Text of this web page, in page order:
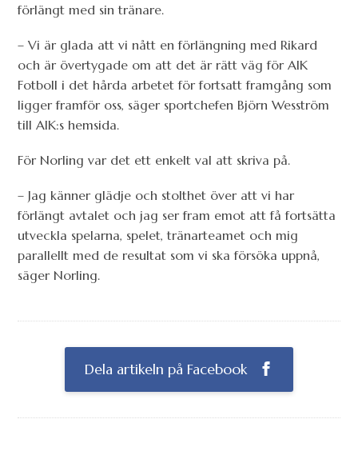
förlängt med sin tränare.
– Vi är glada att vi nått en förlängning med Rikard
och är övertygade om att det är rätt väg för AIK
Fotboll i det hårda arbetet för fortsatt framgång som
ligger framför oss, säger sportchefen Björn Wesström
till AIK:s hemsida.
För Norling var det ett enkelt val att skriva på.
– Jag känner glädje och stolthet över att vi har
förlängt avtalet och jag ser fram emot att få fortsätta
utveckla spelarna, spelet, tränarteamet och mig
parallellt med de resultat som vi ska försöka uppnå,
säger Norling.
Dela artikeln på Facebook